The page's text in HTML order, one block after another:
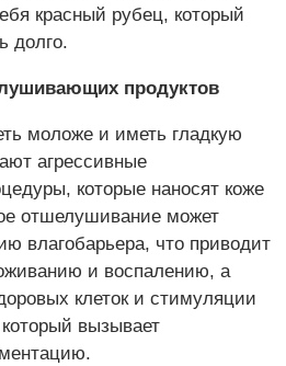
красный рубец, который
долго.
продуктов
моложе и иметь гладкую
агрессивные
которые наносят коже
отшелушивание может
влагобарьера, что приводит
и воспалению, а
клеток и стимуляции
вызывает